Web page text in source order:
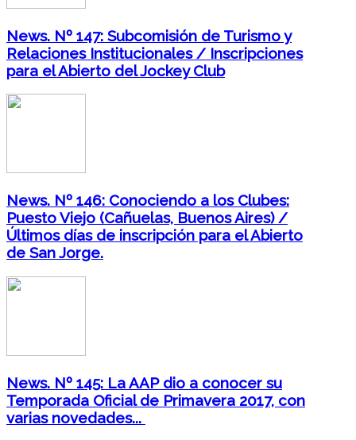
News. Nº 147: Subcomisión de Turismo y
Relaciones Institucionales / Inscripciones
para el Abierto del Jockey Club
News. Nº 146: Conociendo a los Clubes:
Puesto Viejo (Cañuelas, Buenos Aires) /
Últimos días de inscripción para el Abierto
de San Jorge.
News. Nº 145: La AAP dio a conocer su
Temporada Oficial de Primavera 2017, con
varias novedades...